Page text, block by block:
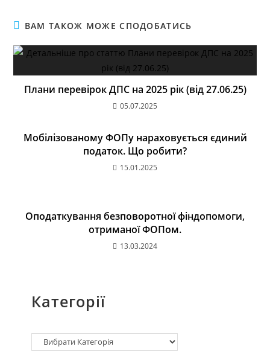
ВАМ ТАКОЖ МОЖЕ СПОДОБАТИСЬ
Плани перевірок ДПС на 2025 рік (від 27.06.25)
05.07.2025
Мобілізованому ФОПу нараховується єдиний
податок. Що робити?
15.01.2025
Оподаткування безповоротної фіндопомоги,
отриманої ФОПом.
13.03.2024
Категорії